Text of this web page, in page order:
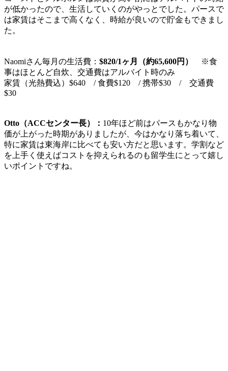
が低かったので、生活していくのがやっとでした。パースで
は家賃はそこまで高くなく、時給が良いので貯金もできまし
た。
Naomiさん毎月の生活費： $820/1ヶ月（約65,600円）
※食
事はほとんど自炊、交通費はアルバイト時のみ
家賃（光熱費込）$640 / 食費$120 / 携帯$30 / 交通費
$30
Otto（ACCセンター長）： 10年ほど前はパースもかなり物
価が上がった時期がありましたが、今はかなり落ち着いて、
特に家賃は東海岸に比べても安い方だと思います。 学割など
を上手く使えばコストを抑えられるのも留学生にとって嬉し
いポイントですね。